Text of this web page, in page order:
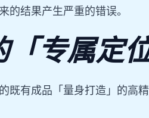
结果产生严重的错误。
专属定
既有成品「量身打造」的高